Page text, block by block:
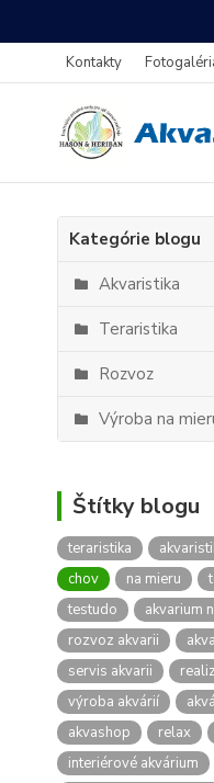
Kontakty
Kategórie blogu
Akvaristika
Teraristika
Rozvoz
Výroba na
Štítky blogu
teraristika
chov
na mieru
testudo
akvarium
rozvoz akvarii
servis akvarii
výroba akvárií
akvashop
relax
interiérové akvárium